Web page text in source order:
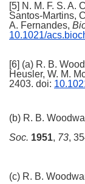
[5] N. M. F. S. A.
Santos-Martins,
A. Fernandes,
10.1021/
[6] (a) R. B.
Heusler, W. M.
2403. doi:
(b) R. B.
Soc. 1951, 73,
(c) R. B.